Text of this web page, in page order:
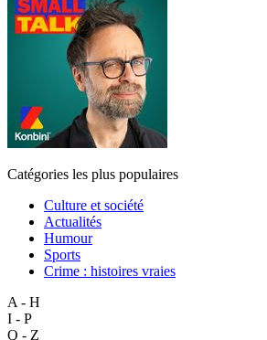
Catégories les plus populaires
Culture et société
Actualités
Humour
Sports
Crime : histoires vraies
A - H
I - P
Q - Z